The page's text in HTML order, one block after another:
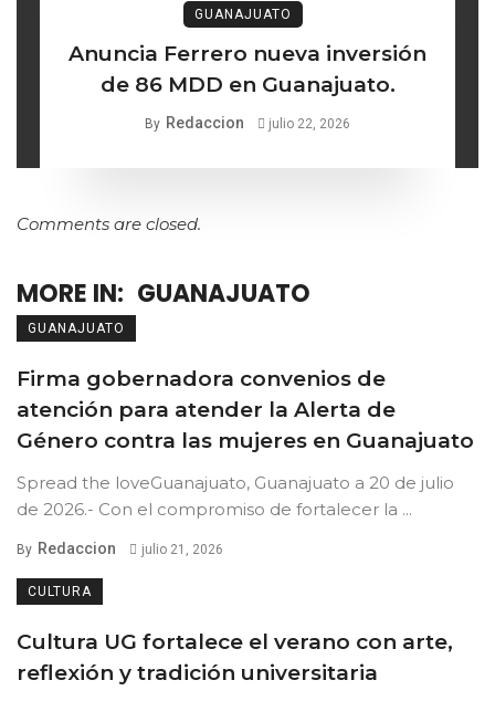
GUANAJUATO
Anuncia Ferrero nueva inversión
de 86 MDD en Guanajuato.
By Redaccion julio 22, 2026
Comments are closed.
MORE IN: GUANAJUATO
GUANAJUATO
Firma gobernadora convenios de
atención para atender la Alerta de
Género contra las mujeres en Guanajuato
Spread the loveGuanajuato, Guanajuato a 20 de julio
de 2026.- Con el compromiso de fortalecer la ...
By Redaccion julio 21, 2026
CULTURA
Cultura UG fortalece el verano con arte,
reflexión y tradición universitaria